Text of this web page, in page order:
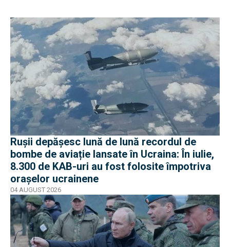
Rușii depășesc lună de lună recordul de
bombe de aviație lansate în Ucraina: În iulie,
8.300 de KAB-uri au fost folosite împotriva
orașelor ucrainene
04 AUGUST 2026